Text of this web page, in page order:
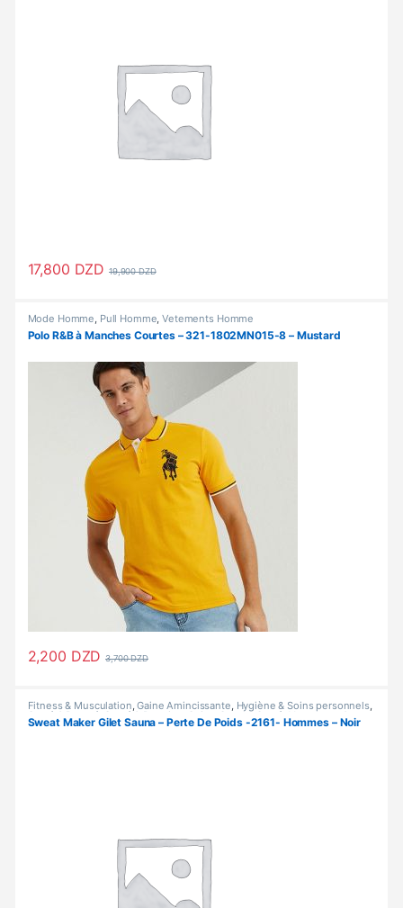
17,800 DZD 19,900DZD
Ce produit a plusieurs variations. Les options peuvent être
Mode Homme, Pull Homme,Vetements Homme
Polo R&B à Manches Courtes – 321-1802MN015-8 – Mustard
2,200 DZD 3,700DZD
Ce produit a plusieurs variations. Les options peuvent être
Fitness & Musculation,Gaine Amincissante, Hygiène & Soins personnels,
Santé & Beauté,Santé & Premiers Soins,Sport & Santé, Vetements &
Chaussures
Sweat Maker Gilet Sauna – Perte De Poids -2161- Hommes – Noir